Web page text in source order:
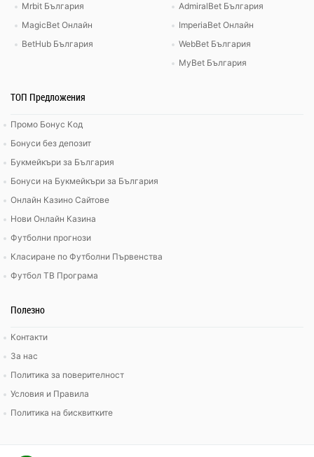
Mrbit България
MagicBet Онлайн
BetHub България
AdmiralBet България
ImperiaBet Онлайн
WebBet България
MyBet България
ТОП Предложения
Промо Бонус Код
Бонуси без депозит
Букмейкъри за България
Бонуси на Букмейкъри за България
Онлайн Казино Сайтове
Нови Онлайн Казина
Футболни прогнози
Класиране по Футболни Първенства
Футбол ТВ Програма
Полезно
Контакти
За нас
Политика за поверителност
Условия и Правила
Политика на бисквитките